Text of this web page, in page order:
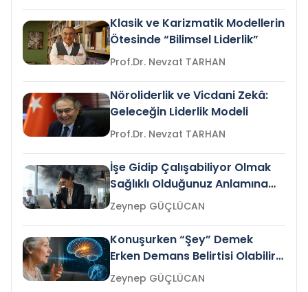
Klasik ve Karizmatik Modellerin
Ötesinde “Bilimsel Liderlik”
Prof.Dr. Nevzat TARHAN
Nöroliderlik ve Vicdani Zekâ:
Geleceğin Liderlik Modeli
Prof.Dr. Nevzat TARHAN
İşe Gidip Çalışabiliyor Olmak
Sağlıklı Olduğunuz Anlamına
Gelir mi?Zeynep GÜÇLÜCAN
Konuşurken “Şey” Demek
Erken Demans Belirtisi Olabilir
mi?
Zeynep GÜÇLÜCAN